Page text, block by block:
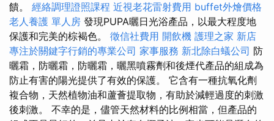
饋。 經絡調理證照課程 近視老花雷射費用 buffet外燴價格
老人養護 單人房 發現PUPA曬日光浴產品，以最大程度地
保護和完美的棕褐色。 徵信社費用 開飲機 護理之家 新店
專注於關鍵字行銷的專業公司 家事服務 新北除白蟻公司 防
曬霜，防曬霜，防曬霜，曬黑噴霧劑和後煙代產品的組成為
防止有害的陽光提供了有效的保護。 它含有一種抗氧化劑
複合物，天然植物油和蘆薈提取物，有助於減輕過度的刺激
後刺激。 不幸的是，儘管天然材料的比例相當，但產品的